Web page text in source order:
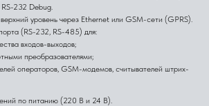
232 Debug.
уровень через Ethernet или GSM-сети (GPRS).
(RS-232, RS-485) для:
входов-выходов;
преобразователями;
операторов, GSM-модемов, считывателей штрих-
по питанию (220 В и 24 В).